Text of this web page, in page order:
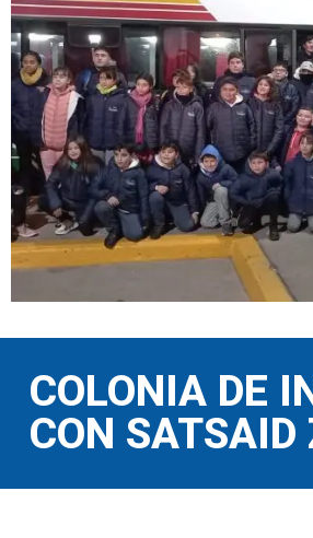
COLONIA DE
CON SATSAID